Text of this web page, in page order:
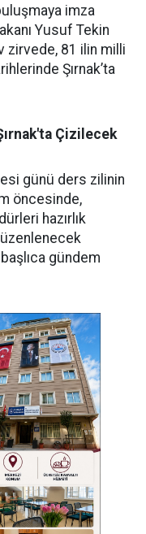
imza
Yusuf Tekin
zirvede, 81 ilin milli
Şırnak’ta
Çizilecek
günü ders zilinin
öncesinde,
hazırlık
gündem